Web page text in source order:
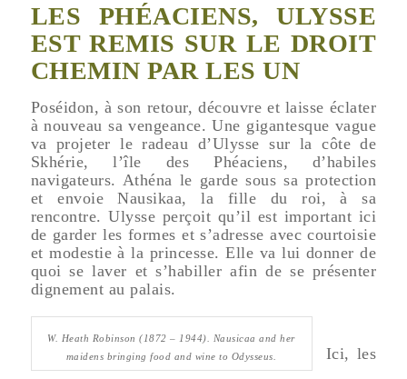
LES PHÉACIENS, ULYSSE
EST REMIS SUR LE DROIT
CHEMIN PAR LES UN
Poséidon, à son retour, découvre et laisse éclater
à nouveau sa vengeance. Une gigantesque vague
va projeter le radeau d’Ulysse sur la côte de
Skhérie, l’île des Phéaciens, d’habiles
navigateurs. Athéna le garde sous sa protection
et envoie Nausikaa, la fille du roi, à sa
rencontre. Ulysse perçoit qu’il est important ici
de garder les formes et s’adresse avec courtoisie
et modestie à la princesse. Elle va lui donner de
quoi se laver et s’habiller afin de se présenter
dignement au palais.
W. Heath Robinson (1872 – 1944).
Nausicaa and her
maidens bringing food and wine to Odysseus
Ici, les